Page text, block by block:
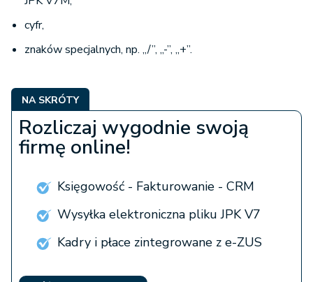
cyfr,
znaków specjalnych, np. „/”, „-”, „+”.
NA SKRÓTY
Rozliczaj wygodnie swoją
firmę online!
Księgowość - Fakturowanie - CRM
Wysyłka elektroniczna pliku JPK V7
Kadry i płace zintegrowane z e-ZUS